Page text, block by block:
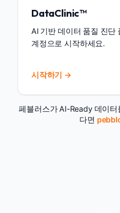
DataClinic™
AI 기반 데이터 품질 진단
계정으로 시작하세요.
시작하기 →
페블러스가 AI-Ready 데이
다면